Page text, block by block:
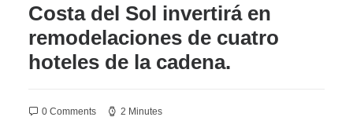
Costa del Sol invertirá en
remodelaciones de cuatro
hoteles de la cadena.
0 Comments 2 Minutes